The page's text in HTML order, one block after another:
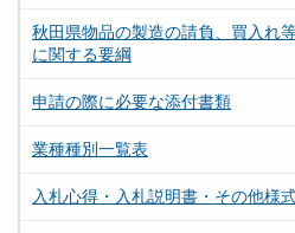
秋田県物品の製造の請負、買入れ
に関する要綱
申請の際に必要な添付書類
業種種別一覧表
入札心得・入札説明書・その他様